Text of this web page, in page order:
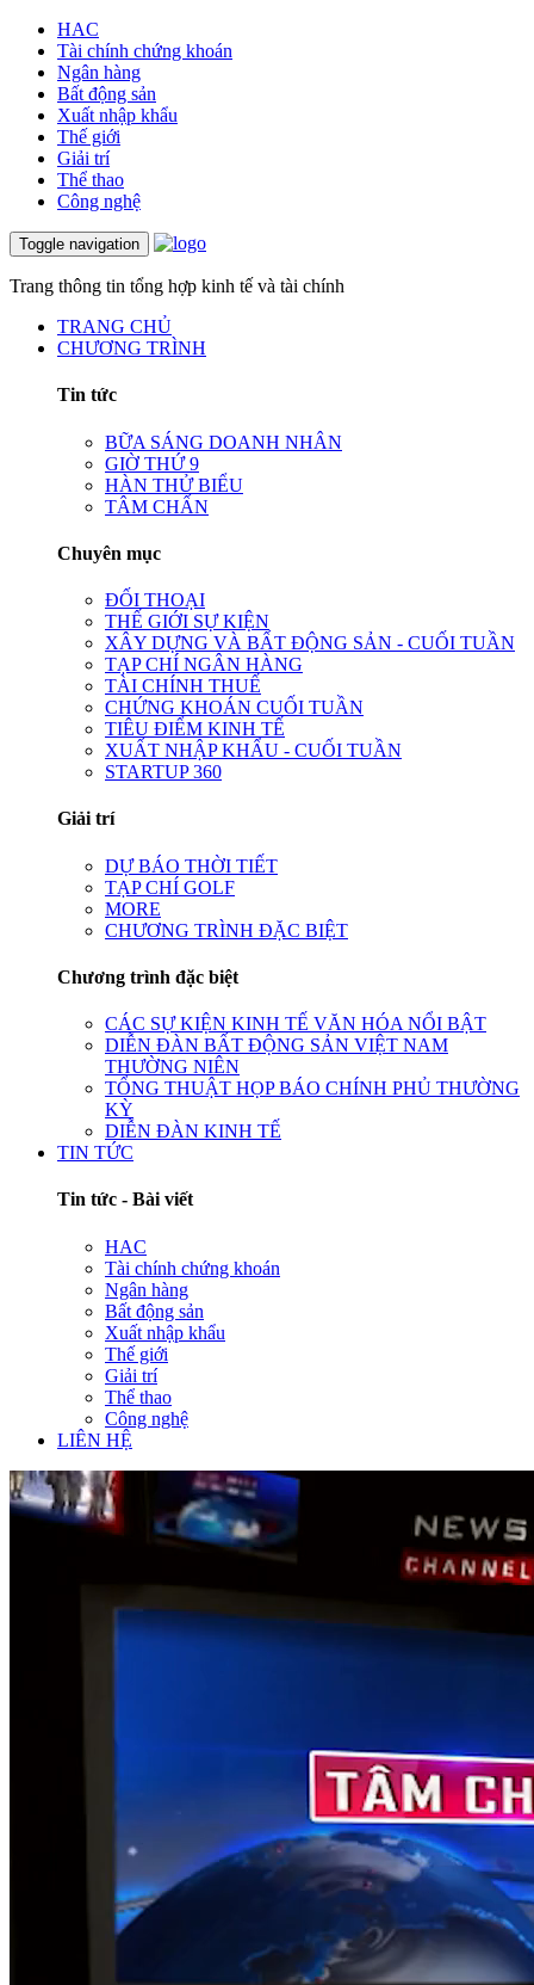
HAC
Tài chính chứng khoán
Ngân hàng
Bất động sản
Xuất nhập khẩu
Thế giới
Giải trí
Thể thao
Công nghệ
Toggle navigation
Trang thông tin tổng hợp kinh tế và tài chính
TRANG CHỦ
CHƯƠNG TRÌNH
Tin tức
BỮA SÁNG DOANH NHÂN
GIỜ THỨ 9
HÀN THỬ BIỂU
TÂM CHẤN
Chuyên mục
ĐỐI THOẠI
THẾ GIỚI SỰ KIỆN
XÂY DỰNG VÀ BẤT ĐỘNG SẢN - CUỐI TUẦN
TẠP CHÍ NGÂN HÀNG
TÀI CHÍNH THUẾ
CHỨNG KHOÁN CUỐI TUẦN
TIÊU ĐIỂM KINH TẾ
XUẤT NHẬP KHẨU - CUỐI TUẦN
STARTUP 360
Giải trí
DỰ BÁO THỜI TIẾT
TẠP CHÍ GOLF
MORE
CHƯƠNG TRÌNH ĐẶC BIỆT
Chương trình đặc biệt
CÁC SỰ KIỆN KINH TẾ VĂN HÓA NỔI BẬT
DIỄN ĐÀN BẤT ĐỘNG SẢN VIỆT NAM
THƯỜNG NIÊN
TỔNG THUẬT HỌP BÁO CHÍNH PHỦ THƯỜNG
KỲ
DIỄN ĐÀN KINH TẾ
TIN TỨC
Tin tức - Bài viết
HAC
Tài chính chứng khoán
Ngân hàng
Bất động sản
Xuất nhập khẩu
Thế giới
Giải trí
Thể thao
Công nghệ
LIÊN HỆ